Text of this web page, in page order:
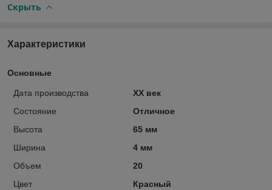
Скрыть
Характеристики
Основные
Дата производства
XX век
Состояние
Отличное
Высота
65 мм
Ширина
4 мм
Объем
20
Цвет
Красный